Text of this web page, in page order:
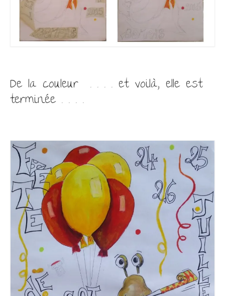
De la couleur . . . . et voilà, elle est
terminée . . . .